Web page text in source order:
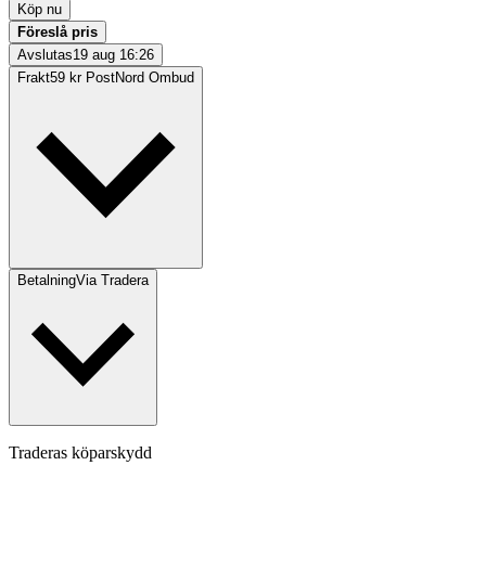
Köp nu
Föreslå pris
Avslutas19 aug 16:26
Frakt59 kr PostNord Ombud
BetalningVia Tradera
Traderas köparskydd